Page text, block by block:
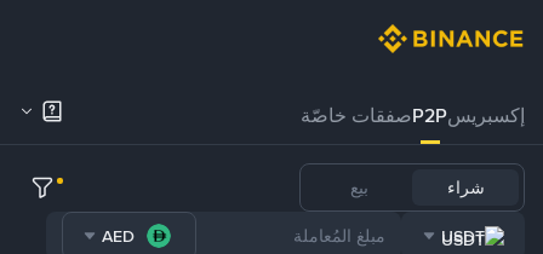
إكسبريسP2Pصفقات خاصّة
شراء بيع
USDT
AED